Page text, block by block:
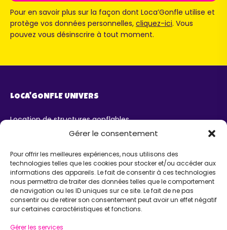
Gérer le consentement
Pour offrir les meilleures expériences, nous utilisons des
technologies telles que les cookies pour stocker et/ou accéder aux
informations des appareils. Le fait de consentir à ces technologies
nous permettra de traiter des données telles que le comportement
de navigation ou les ID uniques sur ce site. Le fait de ne pas
consentir ou de retirer son consentement peut avoir un effet négatif
sur certaines caractéristiques et fonctions.
Gérer les services
Pour en savoir plus sur la façon dont Loca’Gonfle utilise et
protège vos données personnelles, cliquez-ici. Vous
pouvez vous désinscrire à tout moment.
LOCA'GONFLE UNIVERS
Location de structures gonflables
Parc Loca'Gonfle XXL Colmar
Karting ludo-éducatif
AIDE
Chatbot IA Maurice
Infos pratiques
INFORMATIONS